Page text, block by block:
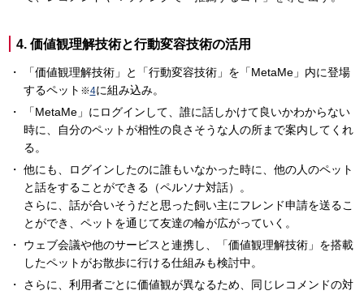
4. 価値観理解技術と行動変容技術の活用
「価値観理解技術」と「行動変容技術」を「MetaMe」内に登場
するペット ※4に組み込み。
「MetaMe」にログインして、誰に話しかけて良いかわからない
時に、自分のペットが相性の良さそうな人の所まで案内してくれ
る。
他にも、ログインしたのに誰もいなかった時に、他の人のペット
と話をすることができる（ペルソナ対話）。
さらに、話が合いそうだと思った飼い主にフレンド申請を送るこ
とができ、ペットを通じて友達の輪が広がっていく。
ウェブ会議や他のサービスと連携し、「価値観理解技術」を搭載
したペットがお散歩に行ける仕組みも検討中。
さらに、利用者ごとに価値観が異なるため、同じレコメンドの対